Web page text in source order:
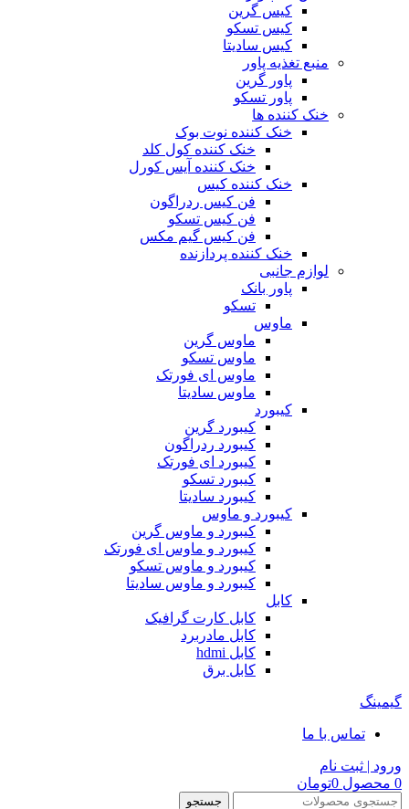
کیس گرین
کیس تسکو
کیس سادیتا
منبع تغذیه‌ پاور
پاور گرین
پاور تسکو
خنک کننده ها
خنک کننده نوت بوک
خنک کننده کول کلد
خنک کننده آیس کورل
خنک کننده کیس
فن کیس ردراگون
فن کیس تسکو
فن کیس گیم مکس
خنک کننده پردازنده
لوازم جانبی
پاور بانک
تسکو
ماوس
ماوس گرین
ماوس تسکو
ماوس ای فورتک
ماوس سادیتا
کیبورد
کیبورد گرین
کیبورد ردراگون
کیبورد ای فورتک
کیبورد تسکو
کیبورد سادیتا
کیبورد و ماوس
کیبورد و ماوس گرین
کیبورد و ماوس ای فورتک
کیبورد و ماوس تسکو
کیبورد و ماوس سادیتا
کابل
کابل کارت گرافیک
کابل مادربرد
کابل hdmi
کابل برق
گیمینگ
تماس با ما
ورود | ثبت نام
0 محصول 0تومان
جستجو